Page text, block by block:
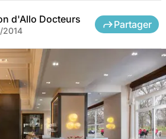
d'Allo Docteurs Partager